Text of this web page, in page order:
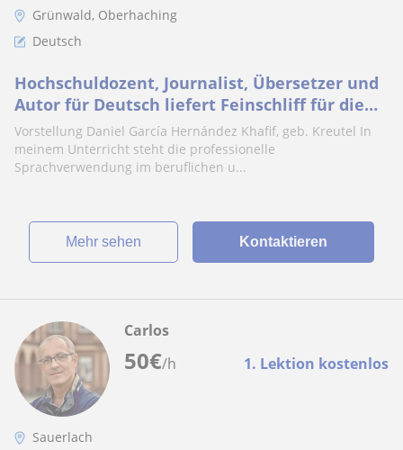
Grünwald, Oberhaching
Deutsch
Hochschuldozent, Journalist, Übersetzer und
Autor für Deutsch liefert Feinschliff für die
deutsche Sprache
Vorstellung Daniel García Hernández Khafif, geb. Kreutel In
meinem Unterricht steht die professionelle
Sprachverwendung im beruflichen u...
Mehr sehen Kontaktieren
50€/h 1. Lektion kostenlos
Carlos
Sauerlach